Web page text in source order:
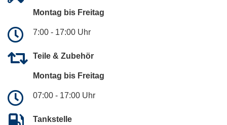
Montag bis Freitag
7:00 - 17:00 Uhr
Teile & Zubehör
Montag bis Freitag
07:00 - 17:00 Uhr
Tankstelle